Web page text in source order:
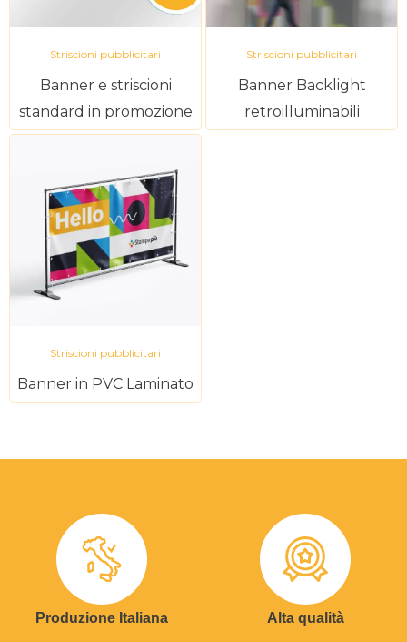
Striscioni pubblicitari
Banner e striscioni
standard in promozione
Striscioni pubblicitari
Banner Backlight
retroilluminabili
Striscioni pubblicitari
Banner in PVC Laminato
Produzione Italiana Alta qualità